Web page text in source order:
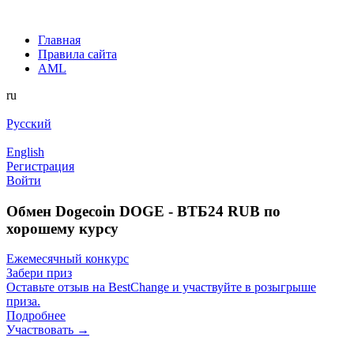
Главная
Правила сайта
AML
ru
Русский
English
Регистрация
Войти
Обмен Dogecoin DOGE - ВТБ24 RUB по
хорошему курсу
Ежемесячный конкурс
Забери приз
Оставьте отзыв на BestChange и участвуйте в розыгрыше
приза.
Подробнее
Участвовать →